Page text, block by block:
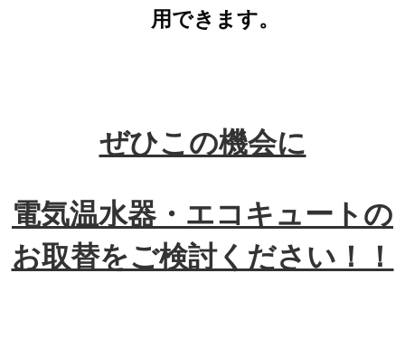
用できます。
ぜひこの機会に
電気温水器・エコキュートの
お取替をご検討ください！！